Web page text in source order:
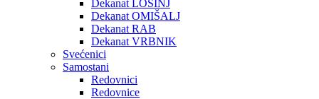
Dekanat LOŠINJ
Dekanat OMIŠALJ
Dekanat RAB
Dekanat VRBNIK
Svećenici
Samostani
Redovnici
Redovnice